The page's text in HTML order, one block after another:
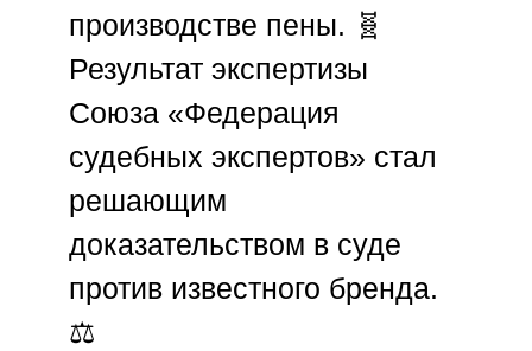
производстве пены. 🧬
Результат экспертизы
Союза «Федерация
судебных экспертов» стал
решающим
доказательством в суде
против известного бренда.
⚖️